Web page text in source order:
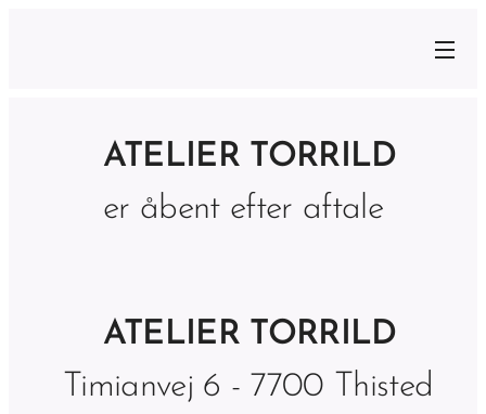
ATELIER TORRILD
er åbent efter aftale
ATELIER TORRILD
Timianvej 6 - 7700 Thisted